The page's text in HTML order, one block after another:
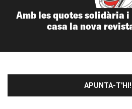
Amb les quotes solidària
casa la nova
APUNTA-T'HI!